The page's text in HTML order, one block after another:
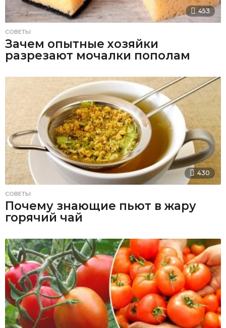
453
СОВЕТЫ
Зачем опытные хозяйки
разрезают мочалки пополам
430
СОВЕТЫ
Почему знающие пьют в жару
горячий чай